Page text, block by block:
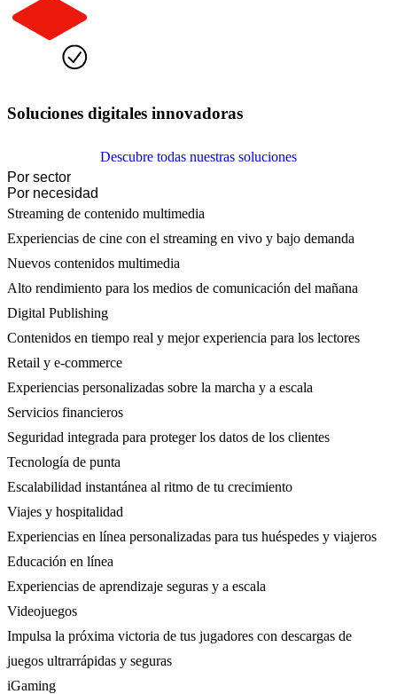
Soluciones digitales innovadoras
Descubre todas nuestras soluciones
Por sector
Por necesidad
Streaming de contenido multimedia
Experiencias de cine con el streaming en vivo y bajo demanda
Nuevos contenidos multimedia
Alto rendimiento para los medios de comunicación del mañana
Digital Publishing
Contenidos en tiempo real y mejor experiencia para los lectores
Retail y e-commerce
Experiencias personalizadas sobre la marcha y a escala
Servicios financieros
Seguridad integrada para proteger los datos de los clientes
Tecnología de punta
Escalabilidad instantánea al ritmo de tu crecimiento
Viajes y hospitalidad
Experiencias en línea personalizadas para tus huéspedes y viajeros
Educación en línea
Experiencias de aprendizaje seguras y a escala
Videojuegos
Impulsa la próxima victoria de tus jugadores con descargas de
juegos ultrarrápidas y seguras
iGaming